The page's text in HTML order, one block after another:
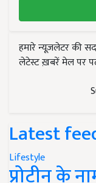
हमारे न्यूज़लेटर की
लेटेस्ट ख़बरें मेल पर
Latest
Lifestyle
प्रोटीन के